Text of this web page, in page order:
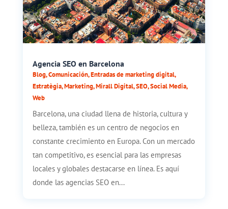
Agencia SEO en Barcelona
Blog,Comunicación,Entradas de marketing digital,
Estratègia,Marketing,Mirall Digital,SEO,Social Media,
Web
Barcelona, una ciudad llena de historia, cultura y
belleza, también es un centro de negocios en
constante crecimiento en Europa. Con un mercado
tan competitivo, es esencial para las empresas
locales y globales destacarse en línea. Es aquí
donde las agencias SEO en...